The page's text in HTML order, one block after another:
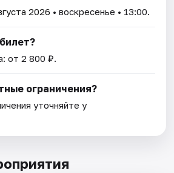
2026 • воскресенье • 13:00.
от 2 800 ₽.
ограничения?
уточняйте у